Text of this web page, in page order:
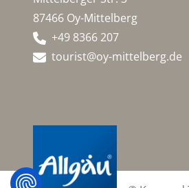
87466 Oy-Mittelberg
+49 8366 207
tourist@oy-mittelberg.de